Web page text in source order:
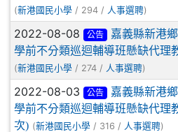
(新港國民小學 / 294 / 人事選聘)
2022-08-08 公告
嘉義縣新港
學前不分類巡迴輔導班懸缺代理
(新港國民小學 / 274 / 人事選聘)
2022-08-03 公告
嘉義縣新港
學前不分類巡迴輔導班懸缺代理
次) (新港國民小學 / 316 / 人事選聘)